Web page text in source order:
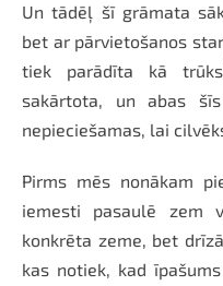
Un tādēļ šī grāmata
bet ar pārvietošanos
tiek parādīta kā
sakārtota, un abas
nepieciešamas, lai
Pirms mēs nonākam
iemesti pasaulē zem
konkrēta zeme, bet
kas notiek, kad